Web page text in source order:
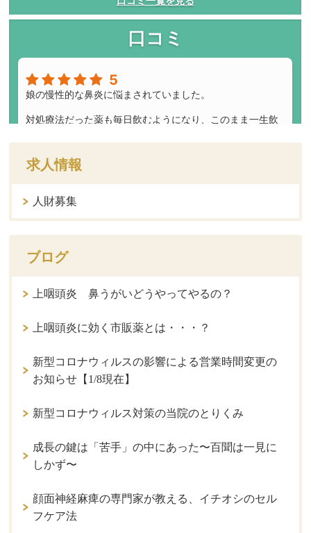
求人情報
人財募集
ブログ
上咽頭炎 鼻うがいどうやってやるの？
上咽頭炎に効く市販薬とは・・・？
新型コロナウィルスの影響による営業時間変更の
お知らせ【1/8現在】
新型コロナウィルス対策の当院のとりくみ
成長の鍵は「苦手」の中にあった〜百聞は一見に
しかず〜
顔面神経麻痺の専門家が教える、イチオシのセル
フケア法